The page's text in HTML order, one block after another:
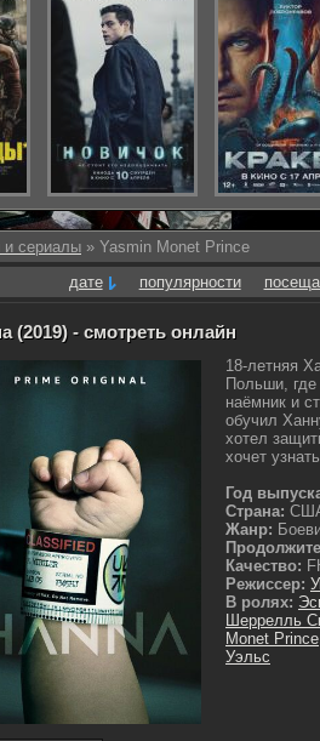
сериалы » Yasmin Monet Prince
дате
популярности
(2019) - смотреть онлайн
18-летняя
Польши,
наёмник и
обучил
хотел
хочет
Год
Страна:
Жанр:
Качество:
Режиссер:
В ролях:
Шеррелль
Monet Prince
Уэльс